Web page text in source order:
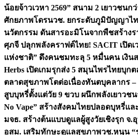
น้อยจ้าวเวหา 2569” สนาม 2 เยาวชนก
ศักยภาพโดรนวช. ยกระดับภูมิปัญญาไท
นวัตกรรม ดันสารอะมิโนจากพืชสร้าง
ศุภจี ปลุกพลังคราฟต์ไทย! SACIT เปิด
แห่งชาติ” ดึงคนชมทะลุ 5 หมื่นคน เงิน
Herbs เปิดเกมรุกส่ง 5 สมุนไพรไทยบุก
ตลาดสุขภาพโตต่อเนื่องทันตบุคลากร –
สูบบุหรี่ตั้งแต่วัย 9 ขวบ ผนึกพลังเยาวชน
No Vape” สร้างสังคมไทยปลอดบุหรี่แ
มจธ. สร้างต้นแบบดูแลผู้สูงวัยเชิงรุก จ.
อสม. เสริมทักษะดูแลสุขภาพวช.หนุน “